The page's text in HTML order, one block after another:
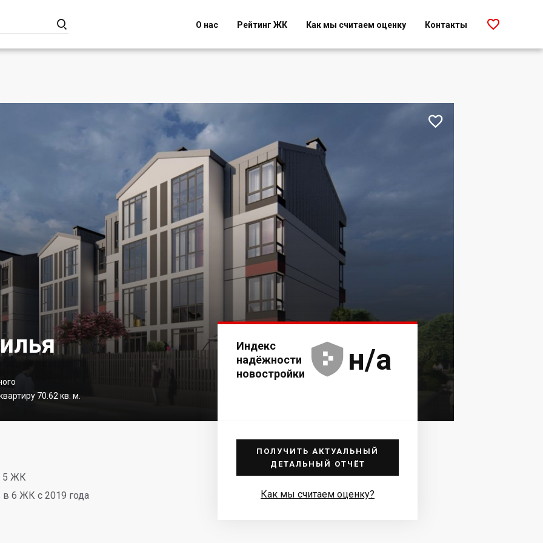
 О нас Рейтинг ЖК Как мы считаем оценку Контакты 
70.62 кв. м.

5 ЖК
6 ЖК с 2019 года
Индекс
надёжности
новостройки 



н/а
ПОЛУЧИТЬ АКТУАЛЬНЫЙ
ДЕТАЛЬНЫЙ ОТЧЁТ
Как мы считаем оценку?